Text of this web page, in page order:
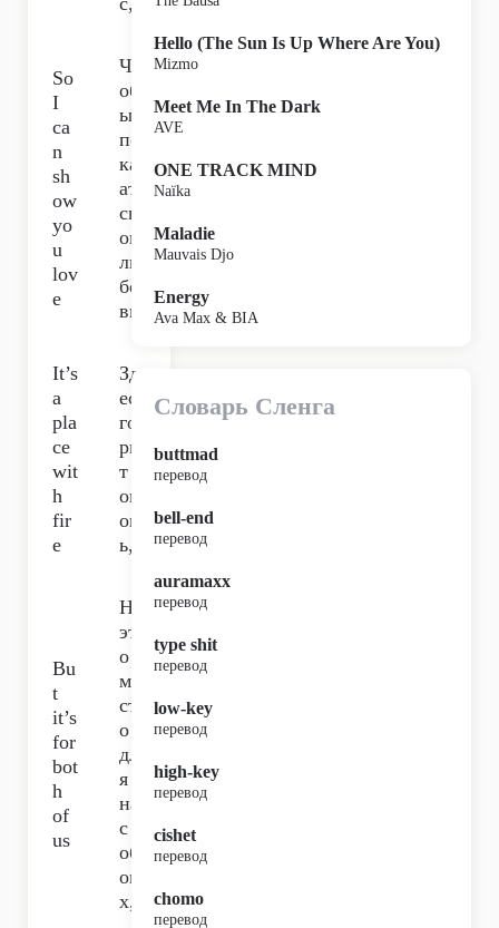
So
I
ca
n
sh
ow
yo
u
lov
e
Чт
об
ы
по
каз
ать
св
ою
лю
бо
вь,
It’s
a
pla
ce
wit
h
fir
e
Зд
есь
го
ри
т
ог
он
ь,
Bu
t
it’s
for
bot
h
of
us
Но
эт
о
ме
ст
о
дл
я
на
с
об
ои
х,
Hello (The Sun Is Up Where Are You)
Mizmo
Meet Me In The Dark
AVE
ONE TRACK MIND
Naïka
Maladie
Mauvais Djo
Energy
Ava Max & BIA
Словарь Сленга
buttmad
перевод
bell-end
перевод
auramaxx
перевод
type shit
перевод
low-key
перевод
high-key
перевод
cishet
перевод
chomo
перевод